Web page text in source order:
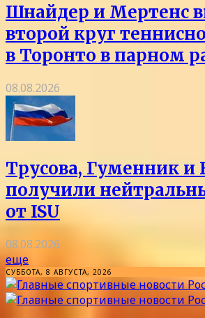
Шнайдер и Мертенс
второй круг
в Торонто в парном
08.08.2026
Трусова, Гуменник и
получили
от ISU
08.08.2026
еще
СУББОТА, 8 АВГУСТА, 2026